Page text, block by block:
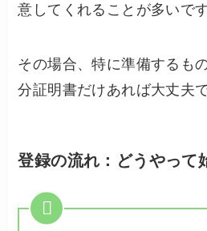
意してくれることが多いです
その場合、特に準備するも
分証明書だけあれば大丈夫で
登録の流れ：どうやって